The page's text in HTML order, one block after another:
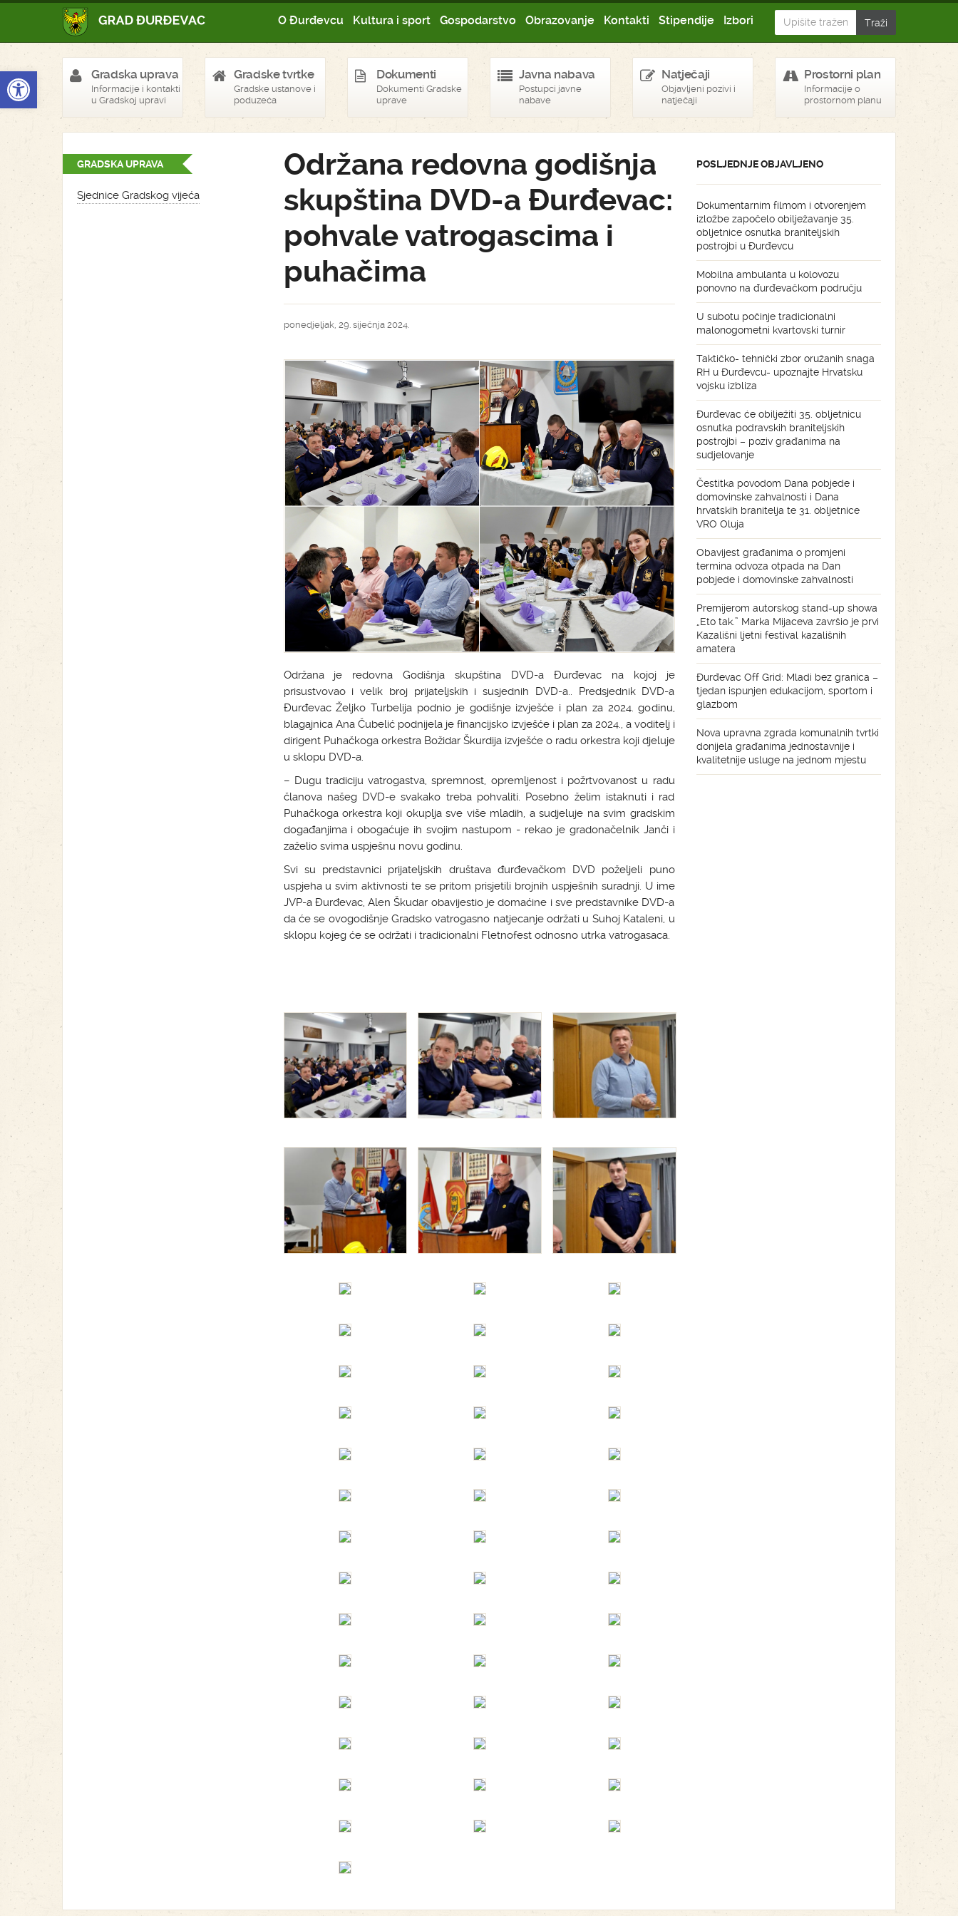
Open toolbar
O Đurđevcu Kultura i sport Gospodarstvo Obrazovanje Kontakti Stipendije Izbori
Gradska uprava
Informacije i kontakti
u Gradskoj upravi
Gradske tvrtke
Gradske ustanove i
poduzeća
Dokumenti
Dokumenti Gradske
uprave
Javna nabava
Postupci javne
nabave
Natječaji
Objavljeni pozivi i
natječaji
Prostorni plan
Informacije o
prostornom planu
GRADSKA UPRAVA
Sjednice Gradskog vijeća
Održana redovna godišnja
skupština DVD-a Đurđevac:
pohvale vatrogascima i
puhačima
ponedjeljak, 29. siječnja 2024.
Održana je redovna Godišnja skupština DVD-a Đurđevac na kojoj je
prisustvovao i velik broj prijateljskih i susjednih DVD-a.. Predsjednik DVD-a
Đurđevac Željko Turbelija podnio je godišnje izvješće i plan za 2024. godinu,
blagajnica Ana Čubelić podnijela je financijsko izvješće i plan za 2024., a voditelj i
dirigent Puhačkoga orkestra Božidar Škurdija izvješće o radu orkestra koji djeluje
u sklopu DVD-a.
– Dugu tradiciju vatrogastva, spremnost, opremljenost i požrtvovanost u radu
članova našeg DVD-e svakako treba pohvaliti. Posebno želim istaknuti i rad
Puhačkoga orkestra koji okuplja sve više mladih, a sudjeluje na svim gradskim
događanjima i obogaćuje ih svojim nastupom - rekao je gradonačelnik Janči i
zaželio svima uspješnu novu godinu.
Svi su predstavnici prijateljskih društava đurđevačkom DVD poželjeli puno
uspjeha u svim aktivnosti te se pritom prisjetili brojnih uspješnih suradnji. U ime
JVP-a Đurđevac, Alen Škudar obavijestio je domaćine i sve predstavnike DVD-a
da će se ovogodišnje Gradsko vatrogasno natjecanje održati u Suhoj Kataleni, u
sklopu kojeg će se održati i tradicionalni Fletnofest odnosno utrka vatrogasaca.
POSLJEDNJE OBJAVLJENO
Dokumentarnim filmom i otvorenjem
izložbe započelo obilježavanje 35.
obljetnice osnutka braniteljskih
postrojbi u Đurđevcu
Mobilna ambulanta u kolovozu
ponovno na đurđevačkom području
U subotu počinje tradicionalni
malonogometni kvartovski turnir
Taktičko- tehnički zbor oružanih snaga
RH u Đurđevcu- upoznajte Hrvatsku
vojsku izbliza
Đurđevac će obilježiti 35. obljetnicu
osnutka podravskih braniteljskih
postrojbi – poziv građanima na
sudjelovanje
Čestitka povodom Dana pobjede i
domovinske zahvalnosti i Dana
hrvatskih branitelja te 31. obljetnice
VRO Oluja
Obavijest građanima o promjeni
termina odvoza otpada na Dan
pobjede i domovinske zahvalnosti
Premijerom autorskog stand-up showa
„Eto tak.” Marka Mijaceva završio je prvi
Kazališni ljetni festival kazališnih
amatera
Đurđevac Off Grid: Mladi bez granica –
tjedan ispunjen edukacijom, sportom i
glazbom
Nova upravna zgrada komunalnih tvrtki
donijela građanima jednostavnije i
kvalitetnije usluge na jednom mjestu